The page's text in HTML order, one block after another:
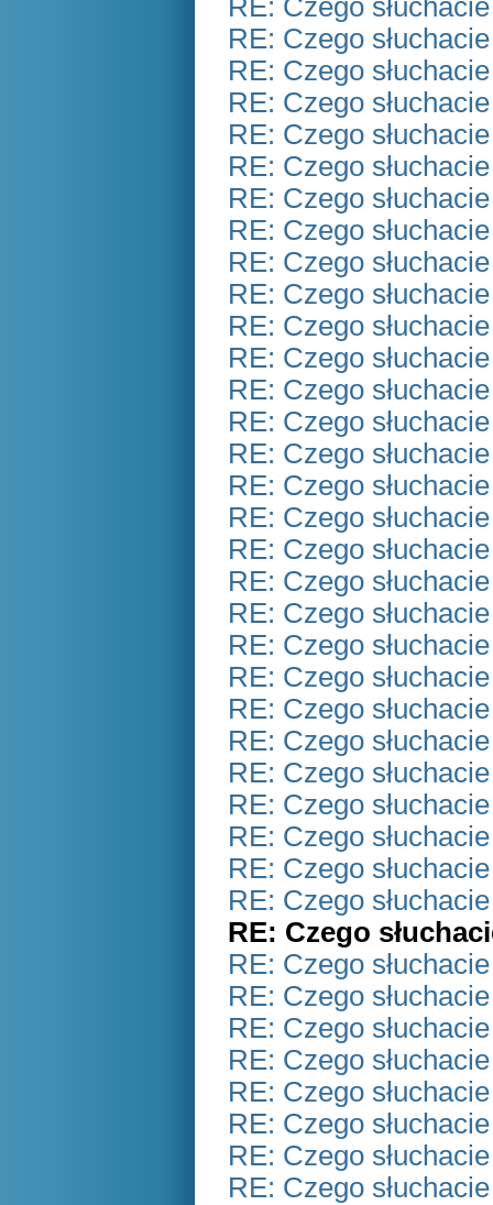
RE: Czego
RE: Czego
RE: Czego
RE: Czego
RE: Czego
RE: Czego
RE: Czego
RE: Czego
RE: Czego
RE: Czego
RE: Czego
RE: Czego
RE: Czego
RE: Czego
RE: Czego
RE: Czego
RE: Czego
RE: Czego
RE: Czego
RE: Czego
RE: Czego
RE: Czego
RE: Czego
RE: Czego
RE: Czego
RE: Czego
RE: Czego
RE: Czego
RE: Czego
RE: Czego
RE: Czego
RE: Czego
RE: Czego
RE: Czego
RE: Czego
RE: Czego
RE: Czego
RE: Czego